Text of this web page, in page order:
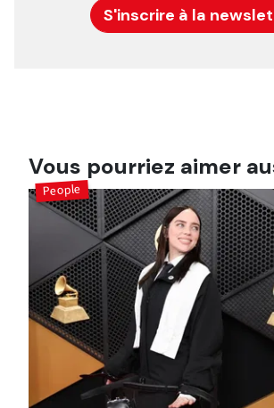
S'inscrire à la
Vous pourriez aimer
People